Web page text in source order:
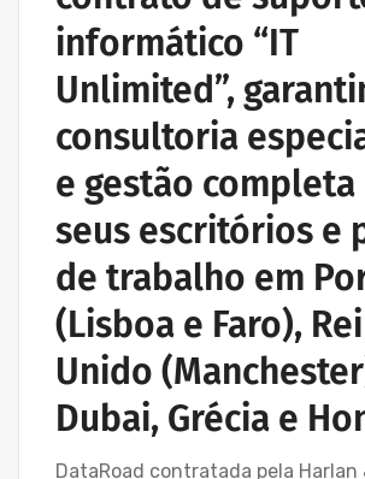
informático “IT
Unlimited”,
consultoria
e gestão completa
seus escritórios e
de trabalho em
(Lisboa e Faro),
Unido
Dubai, Grécia e
DataRoad contratada pela Harlan